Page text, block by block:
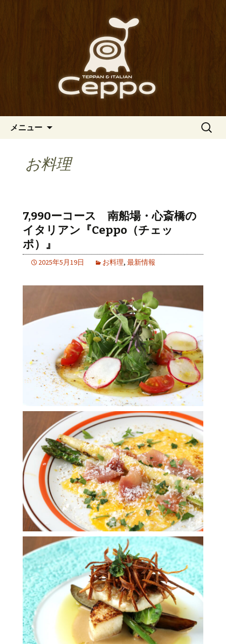
南船場・心斎橋のイタリアン
「Ceppo（チェッポ）」の公式
イタリアン「Ceppo（チェッポ）」。
さまざまなパスタや讃岐オリーブ牛の
ステーキのほか、バルメニューも豊富
にご用意。デートにも一人飲みのお客
様にもぴったりです。
メニュー
検
お料理
7,990ーコース 南船場・心斎橋の
イタリアン『Ceppo（チェッ
ポ）』
2025年5月19日 お料理, 最新情報